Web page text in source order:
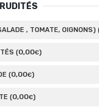
, TOMATE, OIGNONS)
(0,00€)
(0,00€)
(0,00€)